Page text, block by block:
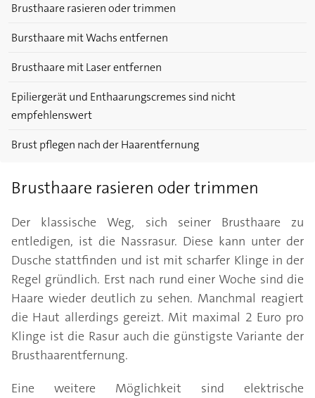
Brusthaare rasieren oder trimmen
Bursthaare mit Wachs entfernen
Brusthaare mit Laser entfernen
Epiliergerät und Enthaarungscremes sind nicht
empfehlenswert
Brust pflegen nach der Haarentfernung
Brusthaare rasieren oder trimmen
Der klassische Weg, sich seiner Brusthaare zu
entledigen, ist die Nassrasur. Diese kann unter der
Dusche stattfinden und ist mit scharfer Klinge in der
Regel gründlich. Erst nach rund einer Woche sind die
Haare wieder deutlich zu sehen. Manchmal reagiert
die Haut allerdings gereizt. Mit maximal 2 Euro pro
Klinge ist die Rasur auch die günstigste Variante der
Brusthaarentfernung.
Eine weitere Möglichkeit sind elektrische